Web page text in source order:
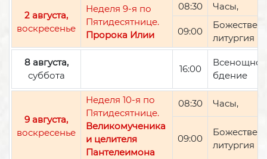
2 августа,
воскресенье
Неделя 9-я по
Пятидесятнице.
Пророка Илии
08:30 Часы,
09:00
литургия
8 августа,
суббота
16:00
Всенощное
бдение
9 августа,
воскресенье
Неделя 10-я по
Пятидесятнице.
Великомученика
и целителя
Пантелеимона
08:30 Часы,
09:00
литургия